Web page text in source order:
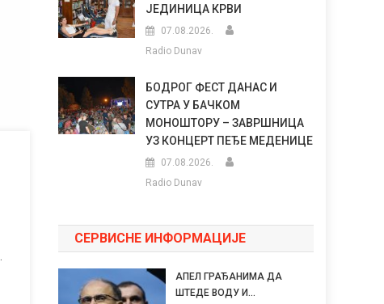
ЈЕДИНИЦА КРВИ
07.08.2026.
Radio Dunav
БОДРОГ ФЕСТ ДАНАС И
СУТРА У БАЧКОМ
МОНОШТОРУ – ЗАВРШНИЦА
УЗ КОНЦЕРТ ПЕЂЕ МЕДЕНИЦЕ
07.08.2026.
Radio Dunav
СЕРВИСНЕ ИНФОРМАЦИЈЕ
АПЕЛ ГРАЂАНИМА ДА
ШТЕДЕ ВОДУ И...